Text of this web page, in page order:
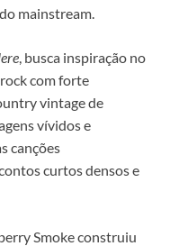
mainstream.
, busca inspiração no
com forte
vintage de
vívidos e
canções
curtos densos e
Smoke construiu